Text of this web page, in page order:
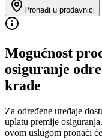
Pronađi u prodavnici
Mogućnost
osiguranje
krađe
Za određene uređaje
uplatu premije
ovom uslugom pronaći